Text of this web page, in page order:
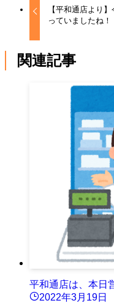
【平和通店より
っていましたね！
関連記事
平和通店は、本日
2022年3月19日